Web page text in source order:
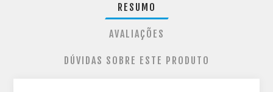
RESUMO
AVALIAÇÕES
DÚVIDAS SOBRE ESTE PRODUTO